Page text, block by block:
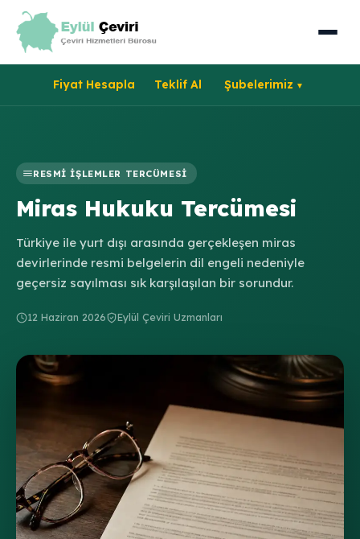
Fiyat Hesapla Teklif Al Şubelerimiz
RESMI İŞLEMLER TERCÜMESI
Miras Hukuku Tercümesi
Türkiye ile yurt dışı arasında gerçekleşen miras
devirlerinde resmi belgelerin dil engeli nedeniyle
geçersiz sayılması sık karşılaşılan bir sorundur.
12 Haziran 2026 Eylül Çeviri Uzmanları